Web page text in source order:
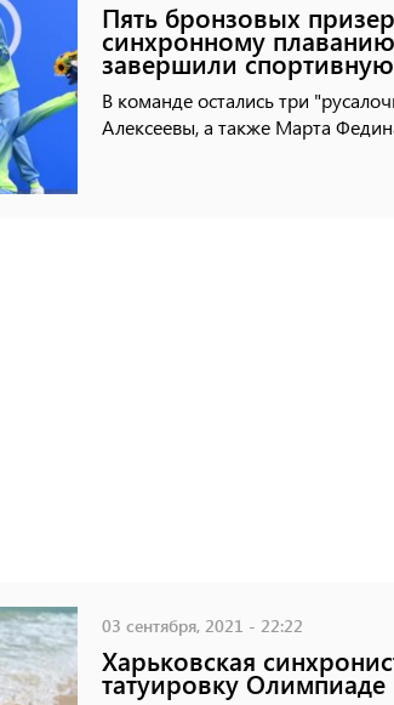
Пять бронзовых
синхронному
завершили
В команде остались три
Алексеевы, а также Марта
03 сентября, 2021 - 22:22
Харьковская
татуировку Олимпиаде